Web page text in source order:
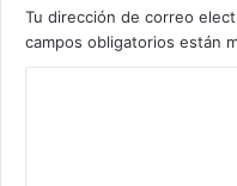
Tu dirección de correo
campos obligatorios están